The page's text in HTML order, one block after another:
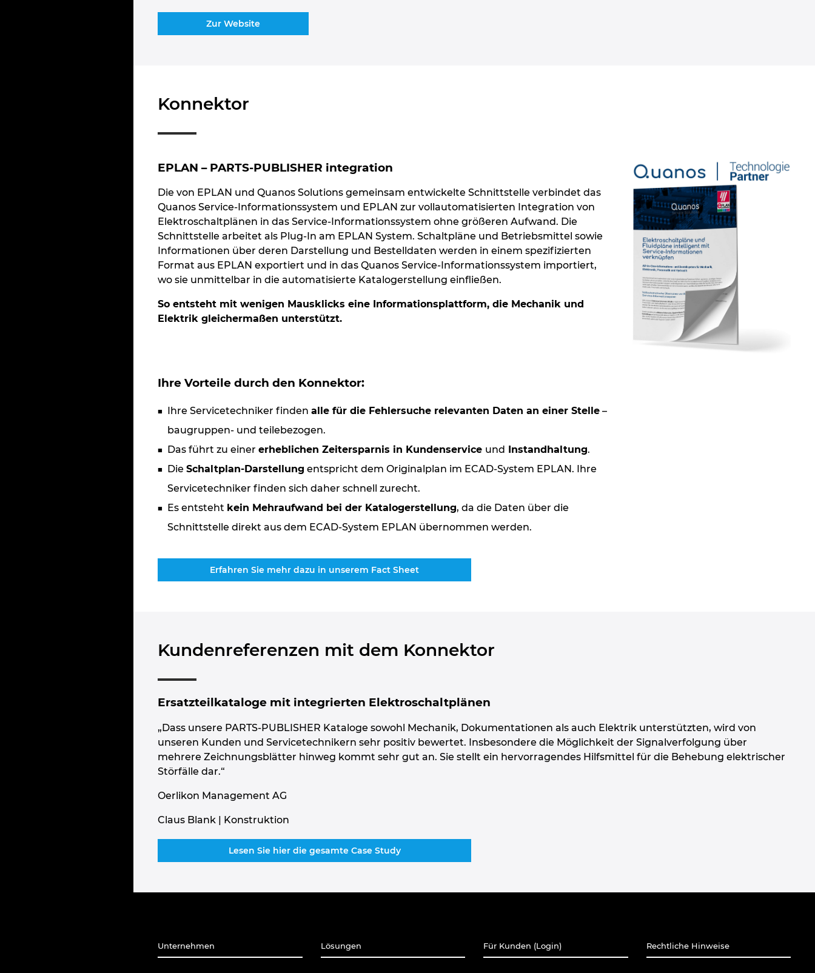
Zur Website
Konnektor
EPLAN – PARTS-PUBLISHER integration
Die von EPLAN und Quanos Solutions gemeinsam entwickelte Schnittstelle verbindet das
Quanos Service-Informationssystem und EPLAN zur vollautomatisierten Integration von
Elektroschaltplänen in das Service-Informationssystem ohne größeren Aufwand. Die
Schnittstelle arbeitet als Plug-In am EPLAN System. Schaltpläne und Betriebsmittel sowie
Informationen über deren Darstellung und Bestelldaten werden in einem spezifizierten
Format aus EPLAN exportiert und in das Quanos Service-Informationssystem importiert,
wo sie unmittelbar in die automatisierte Katalogerstellung einfließen.
So entsteht mit wenigen Mausklicks eine Informationsplattform, die Mechanik und
Elektrik gleichermaßen unterstützt.
Ihre Vorteile durch den Konnektor:
Ihre Servicetechniker finden alle für die Fehlersuche relevanten Daten an einer Stelle –
baugruppen- und teilebezogen.
Das führt zu einer erheblichen Zeitersparnis in Kundenservice und Instandhaltung.
Die Schaltplan-Darstellung entspricht dem Originalplan im ECAD-System EPLAN. Ihre
Servicetechniker finden sich daher schnell zurecht.
Es entsteht kein Mehraufwand bei der Katalogerstellung, da die Daten über die
Schnittstelle direkt aus dem ECAD-System EPLAN übernommen werden.
Erfahren Sie mehr dazu in unserem Fact Sheet
Kundenreferenzen mit dem Konnektor
Ersatzteilkataloge mit integrierten Elektroschaltplänen
„Dass unsere PARTS-PUBLISHER Kataloge sowohl Mechanik, Dokumentationen als auch Elektrik unterstützten, wird von
unseren Kunden und Servicetechnikern sehr positiv bewertet. Insbesondere die Möglichkeit der Signalverfolgung über
mehrere Zeichnungsblätter hinweg kommt sehr gut an. Sie stellt ein hervorragendes Hilfsmittel für die Behebung elektrischer
Störfälle dar.“
Oerlikon Management AG
Claus Blank | Konstruktion
Lesen Sie hier die gesamte Case Study
Unternehmen Lösungen Für Kunden (Login) Rechtliche Hinweise